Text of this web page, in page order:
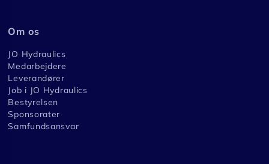
Om os
JO Hydraulics
Medarbejdere
Leverandører
Job i JO Hydraulics
Bestyrelsen
Sponsorater
Samfundsansvar